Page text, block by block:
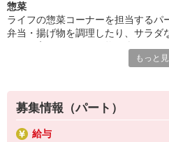
さんには、そのがんばりに「あり
ナスを支給いたします。等級が上
ナスもゲットできるので、がんば
すアップ！無理のないパート勤務
惣菜
ライフの惣菜コーナーを担当するパ
弁当・揚げ物を調理したり、サラダ
るのも大事なお仕事！自分のお買い
もっと
募集情報（パート）
給与